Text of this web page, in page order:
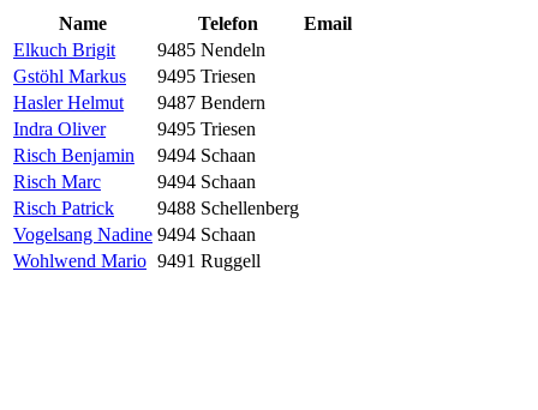
Name Telefon
Email
Elkuch Brigit
9485 Nendeln
Gstöhl Markus
9495 Triesen
Hasler Helmut
9487 Bendern
Indra Oliver
9495 Triesen
Risch Benjamin
9494 Schaan
Risch Marc
9494 Schaan
Risch Patrick
9488 Schellenberg
Vogelsang Nadine 9494 Schaan
Wohlwend Mario 9491 Ruggell